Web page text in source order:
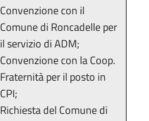
Convenzione con il
Comune di Roncadelle per
il servizio di ADM;
Convenzione con la Coop.
Fraternità per il posto in
CPI;
Richiesta del Comune di